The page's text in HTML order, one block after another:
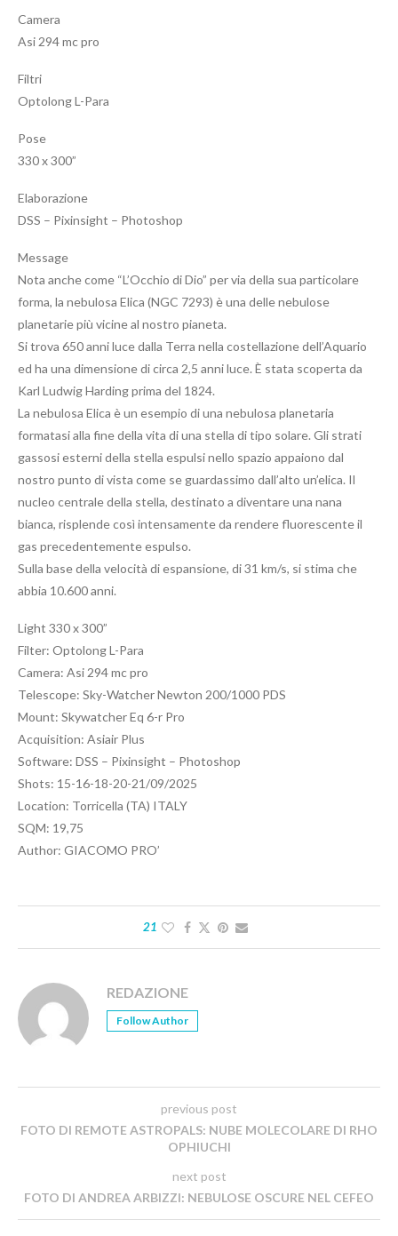
Camera
Asi 294 mc pro
Filtri
Optolong L-Para
Pose
330 x 300”
Elaborazione
DSS – Pixinsight – Photoshop
Message
Nota anche come “L’Occhio di Dio” per via della sua particolare
forma, la nebulosa Elica (NGC 7293) è una delle nebulose
planetarie più vicine al nostro pianeta.
Si trova 650 anni luce dalla Terra nella costellazione dell’Aquario
ed ha una dimensione di circa 2,5 anni luce. È stata scoperta da
Karl Ludwig Harding prima del 1824.
La nebulosa Elica è un esempio di una nebulosa planetaria
formatasi alla fine della vita di una stella di tipo solare. Gli strati
gassosi esterni della stella espulsi nello spazio appaiono dal
nostro punto di vista come se guardassimo dall’alto un’elica. Il
nucleo centrale della stella, destinato a diventare una nana
bianca, risplende così intensamente da rendere fluorescente il
gas precedentemente espulso.
Sulla base della velocità di espansione, di 31 km/s, si stima che
abbia 10.600 anni.
Light 330 x 300”
Filter: Optolong L-Para
Camera: Asi 294 mc pro
Telescope: Sky-Watcher Newton 200/1000 PDS
Mount: Skywatcher Eq 6-r Pro
Acquisition: Asiair Plus
Software: DSS – Pixinsight – Photoshop
Shots: 15-16-18-20-21/09/2025
Location: Torricella (TA) ITALY
SQM: 19,75
Author: GIACOMO PRO’
21
REDAZIONE
Follow Author
previous post
FOTO DI REMOTE ASTROPALS: NUBE MOLECOLARE DI RHO
OPHIUCHI
next post
FOTO DI ANDREA ARBIZZI: NEBULOSE OSCURE NEL CEFEO